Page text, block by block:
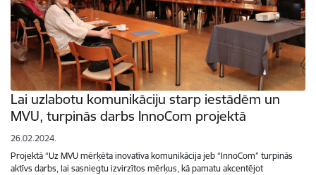
Lai uzlabotu komunikāciju starp iestādēm un
MVU, turpinās darbs InnoCom projektā
26.02.2024.
Projektā “Uz MVU mērķēta inovatīva komunikācija jeb “InnoCom” turpinās
aktīvs darbs, lai sasniegtu izvirzītos mērķus, kā pamatu akcentējot